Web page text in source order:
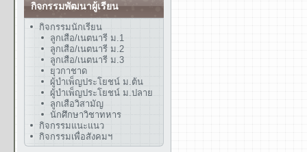
กิจกรรมพัฒนาผู้เรียน
กิจกรรมนักเรียน
ลูกเสือ/เนตนารี ม.1
ลูกเสือ/เนตนารี ม.2
ลูกเสือ/เนตนารี ม.3
ยุวกาชาด
ผู้บำเพ็ญประโยชน์ ม.ต้น
ผู้บำเพ็ญประโยชน์ ม.ปลาย
ลูกเสือวิสามัญ
นักศึกษาวิชาทหาร
กิจกรรมแนะแนว
กิจกรรมเพื่อสังคมฯ